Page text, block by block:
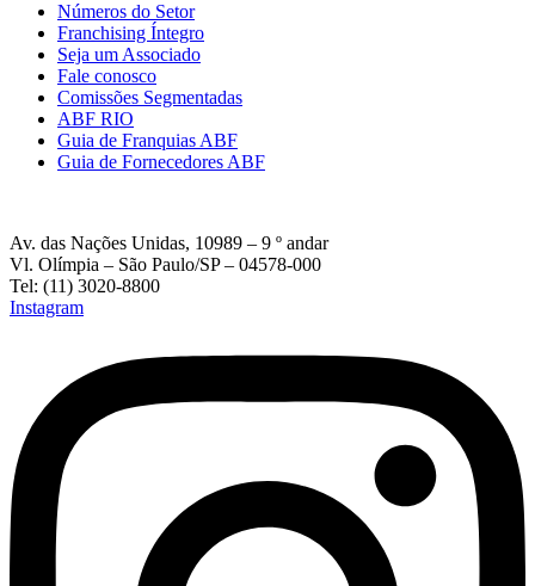
Números do Setor
Franchising Íntegro
Seja um Associado
Fale conosco
Comissões Segmentadas
ABF RIO
Guia de Franquias ABF
Guia de Fornecedores ABF
Av. das Nações Unidas, 10989 – 9 º andar
Vl. Olímpia – São Paulo/SP – 04578-000
Tel: (11) 3020-8800
Instagram